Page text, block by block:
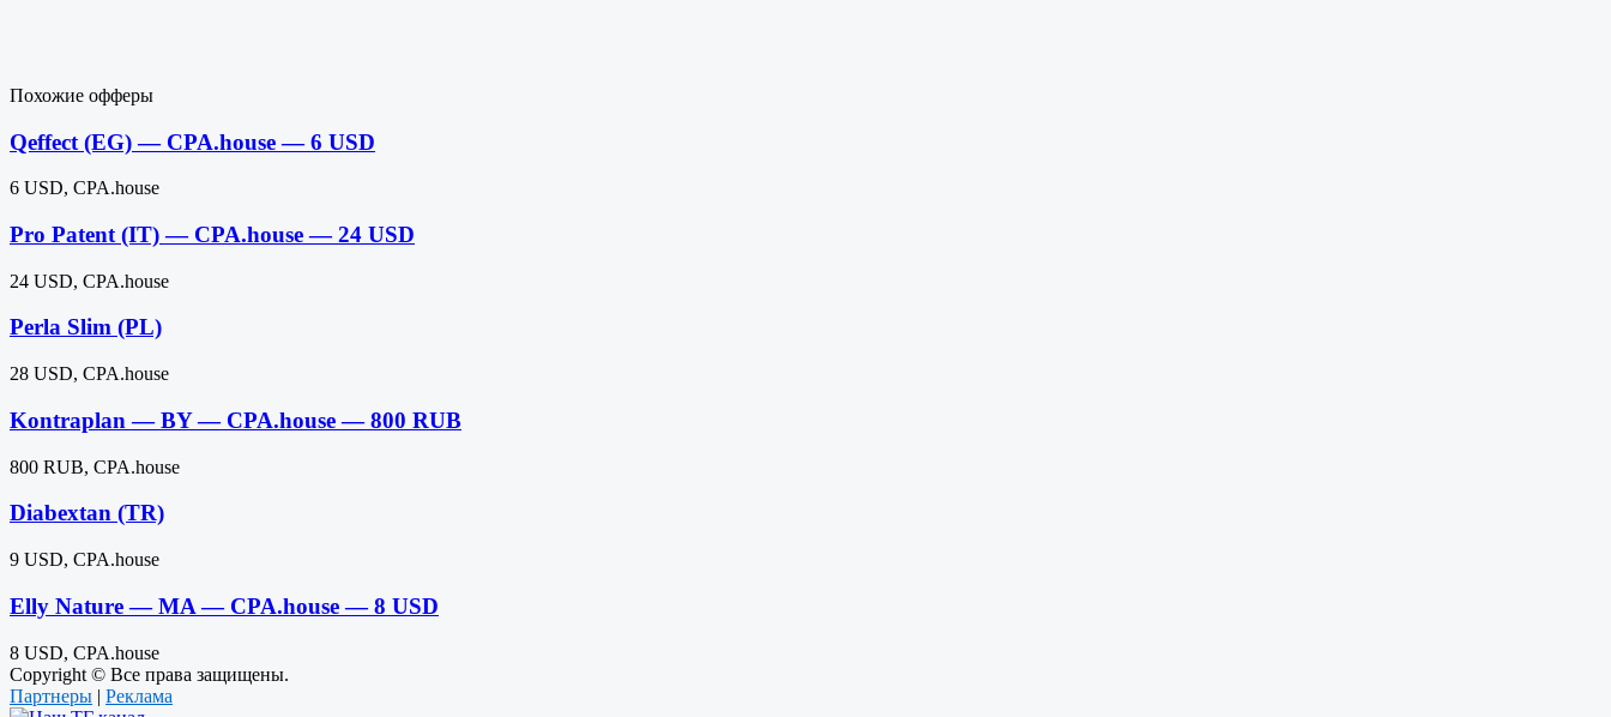
Похожие офферы
Qeffect (EG) — CPA.house — 6 USD
6 USD, CPA.house
Pro Patent (IT) — CPA.house — 24 USD
24 USD, CPA.house
Perla Slim (PL)
28 USD, CPA.house
Kontraplan — BY — CPA.house — 800 RUB
800 RUB, CPA.house
Diabextan (TR)
9 USD, CPA.house
Elly Nature — MA — CPA.house — 8 USD
8 USD, CPA.house
Copyright © Все права защищены.
Партнеры | Реклама